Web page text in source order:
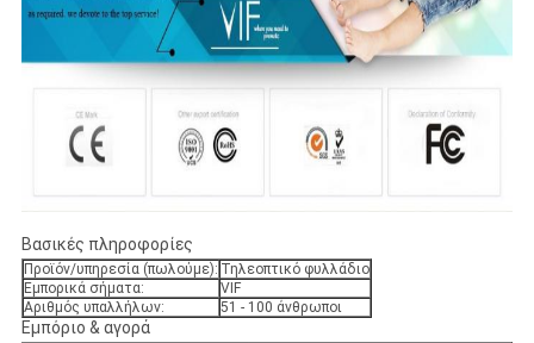
Βασικές πληροφορίες
Προϊόν/υπηρεσία (πωλούμε): Τηλεοπτικό φυλλάδιο
Εμπορικά σήματα:
VIF
Αριθμός υπαλλήλων:
51 - 100 άνθρωποι
Εμπόριο & αγορά